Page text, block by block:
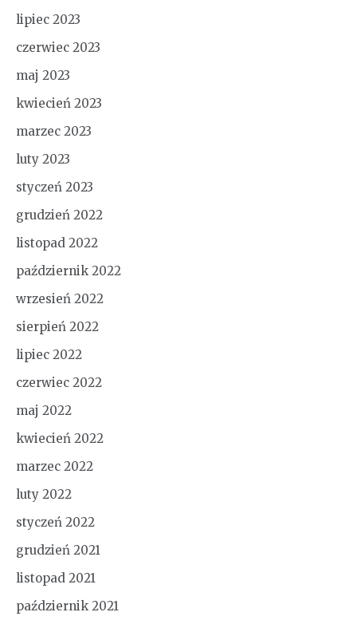
lipiec 2023
czerwiec 2023
maj 2023
kwiecień 2023
marzec 2023
luty 2023
styczeń 2023
grudzień 2022
listopad 2022
październik 2022
wrzesień 2022
sierpień 2022
lipiec 2022
czerwiec 2022
maj 2022
kwiecień 2022
marzec 2022
luty 2022
styczeń 2022
grudzień 2021
listopad 2021
październik 2021